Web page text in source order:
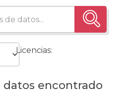
datos encontrado
Licencias: